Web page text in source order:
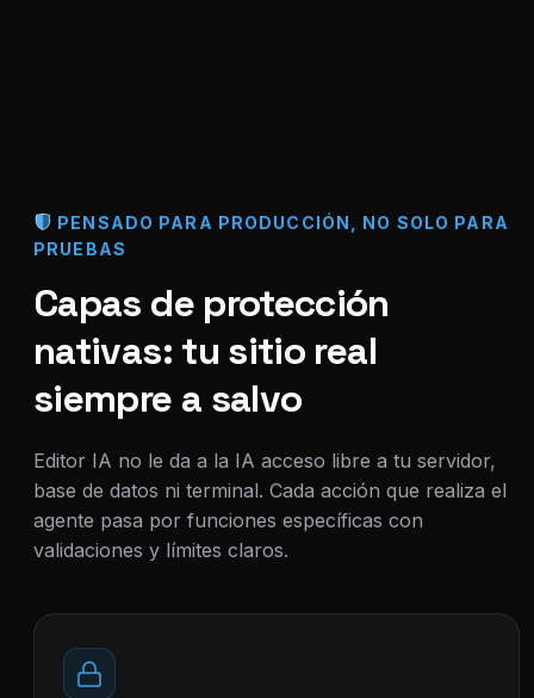
PENSADO PARA PRODUCCIÓN, NO SOLO PARA
PRUEBAS
Capas de protección
nativas: tu sitio real
siempre a salvo
Editor IA no le da a la IA acceso libre a tu servidor,
base de datos ni terminal. Cada acción que realiza el
agente pasa por funciones específicas con
validaciones y límites claros.